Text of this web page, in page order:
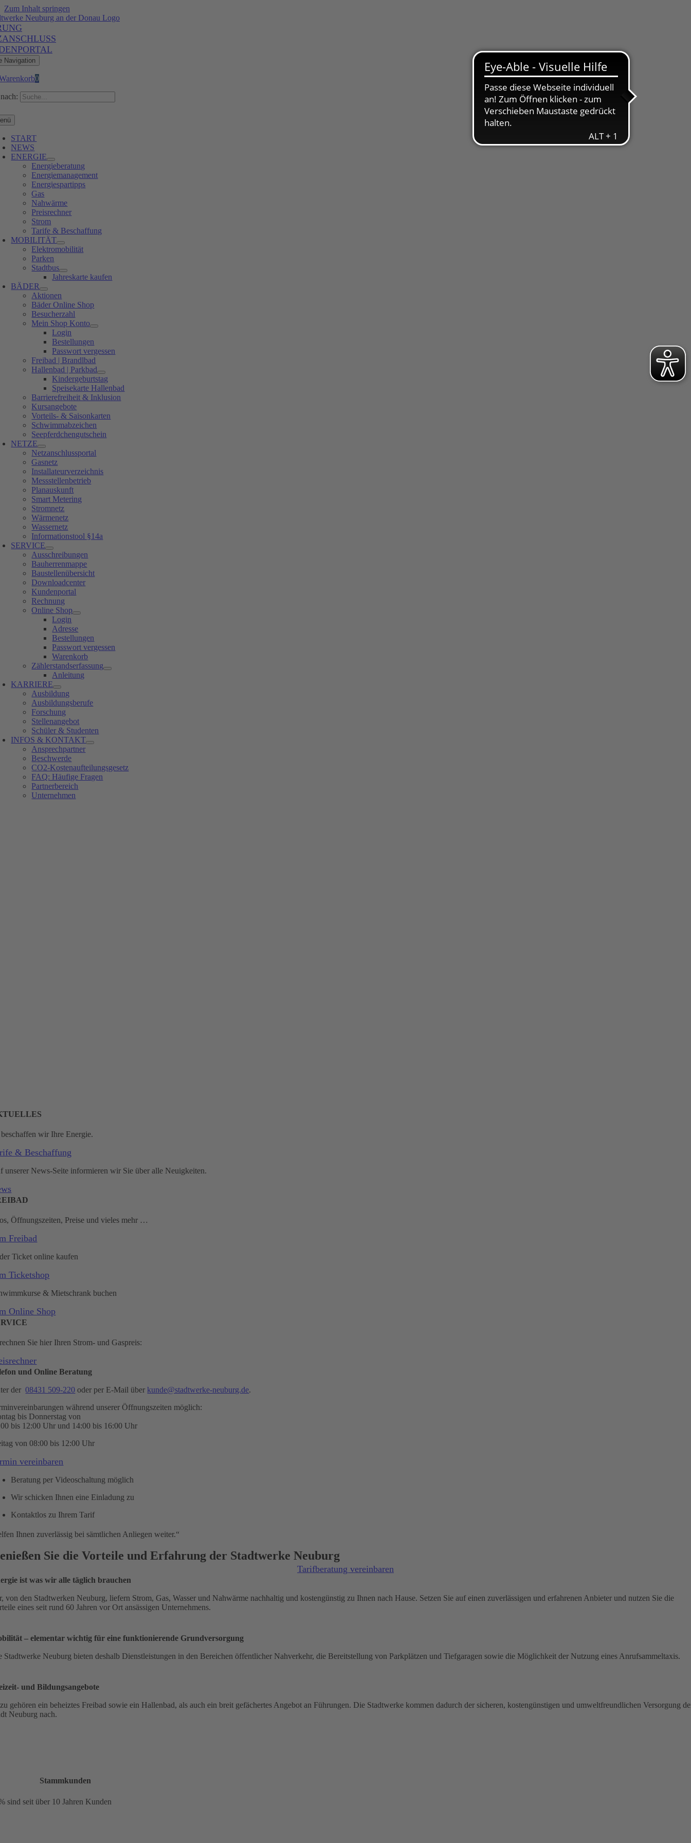
Zum Inhalt springen
Navigation
0
START
NEWS
ENERGIE
Energieberatung
Energiemanagement
Energiespartipps
Gas
Nahwärme
Preisrechner
Strom
Tarife & Beschaffung
MOBILITÄT
Elektromobilität
Parken
Stadtbus
Jahreskarte kaufen
BÄDER
Aktionen
Bäder Online Shop
Besucherzahl
Mein Shop Konto
Login
Bestellungen
Passwort vergessen
Freibad | Brandlbad
Hallenbad | Parkbad
Kindergeburtstag
Speisekarte Hallenbad
Barrierefreiheit & Inklusion
Kursangebote
Vorteils- & Saisonkarten
Schwimmabzeichen
Seepferdchengutschein
NETZE
Netzanschlussportal
Gasnetz
Installateurverzeichnis
Messstellenbetrieb
Planauskunft
Smart Metering
Stromnetz
Wärmenetz
Wassernetz
Informationstool §14a
SERVICE
Ausschreibungen
Bauherrenmappe
Baustellenübersicht
Downloadcenter
Kundenportal
Rechnung
Online Shop
Login
Adresse
Bestellungen
Passwort vergessen
Warenkorb
Zählerstandserfassung
Anleitung
KARRIERE
Ausbildung
Ausbildungsberufe
Forschung
Stellenangebot
Schüler & Studenten
INFOS & KONTAKT
Ansprechpartner
Beschwerde
CO2-Kostenaufteilungsgesetz
FAQ: Häufige Fragen
Partnerbereich
Unternehmen
wir Ihre Energie.
& Beschaffung
unserer News-Seite informieren wir Sie über alle Neuigkeiten.
Öffnungszeiten, Preise und vieles mehr …
Freibad
Ticket online kaufen
Ticketshop
& Mietschrank buchen
Online Shop
Sie hier Ihren Strom- und Gaspreis:
und Online Beratung
der08431 509-220 oder per E-Mail über kunde@stadtwerke-neuburg.de.
während unserer Öffnungszeiten möglich:
bis Donnerstag von
bis 12:00 Uhr und 14:00 bis 16:00 Uhr
von 08:00 bis 12:00 Uhr
vereinbaren
Beratung per Videoschaltung möglich
Wir schicken Ihnen eine Einladung zu
Kontaktlos zu Ihrem Tarif
Ihnen zuverlässig bei sämtlichen Anliegen weiter.“
Sie die Vorteile und Erfahrung der Stadtwerke Neuburg
Tarifberatung vereinbaren
ist was wir alle täglich brauchen
von den Stadtwerken Neuburg, liefern Strom, Gas, Wasser und Nahwärme nachhaltig und kostengünstig zu Ihnen nach Hause. Setzen Sie auf einen zuverlässigen und erfahrenen Anbieter und nutzen Sie die
eines seit rund 60 Jahren vor Ort ansässigen Unternehmens.
– elementar wichtig für eine funktionierende Grundversorgung
Stadtwerke Neuburg bieten deshalb Dienstleistungen in den Bereichen öffentlicher Nahverkehr, die Bereitstellung von Parkplätzen und Tiefgaragen sowie die Möglichkeit der Nutzung eines Anrufsammeltaxis.
und Bildungsangebote
gehören ein beheiztes Freibad sowie ein Hallenbad, als auch ein breit gefächertes Angebot an Führungen. Die Stadtwerke kommen dadurch der sicheren, kostengünstigen und umweltfreundlichen Versorgung
Neuburg nach.
Stammkunden
sind seit über 10 Jahren Kunden